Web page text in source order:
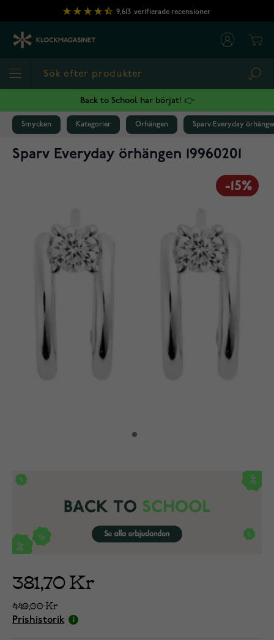
Hoppa till innehållet
9,613 verifierade recensioner
Back to School har börjat! 👉
Smycken Kategorier Örhängen Sparv Everyday
Sparv Everyday örhängen 19960201
-15%
381,70 Kr
449,00 Kr
Prishistorik